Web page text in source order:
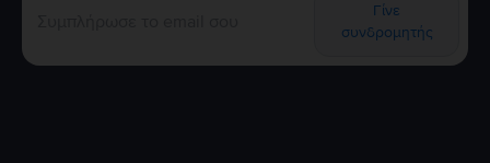
Γίνε
συνδρομητής